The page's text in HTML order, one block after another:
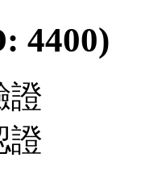
4400)
證
證